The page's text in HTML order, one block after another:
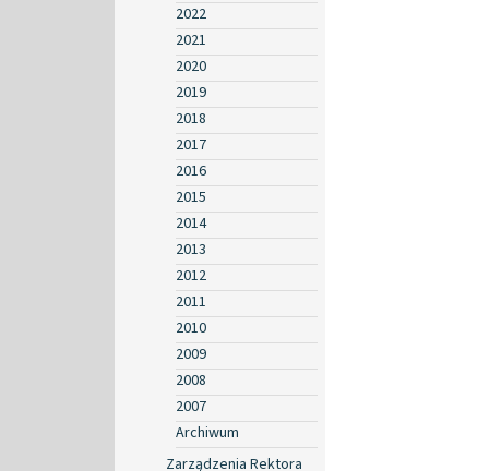
2022
2021
2020
2019
2018
2017
2016
2015
2014
2013
2012
2011
2010
2009
2008
2007
Archiwum
Zarządzenia Rektora